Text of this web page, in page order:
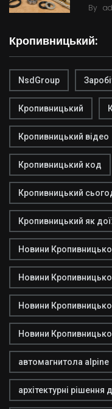
By
Кропивницький:
NsdGroup
Кропивницький
Кропивницький відео
Кропивницький код
Кропивницький
Кропивницький як
Новини
Новини
Новини
Новини
автомагнитола alpine
архітектурні рішення